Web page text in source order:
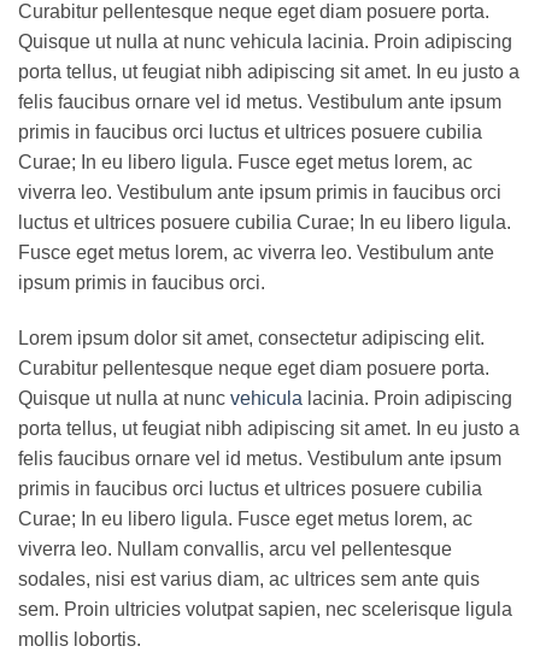
Curabitur pellentesque neque eget diam posuere porta.
Quisque ut nulla at nunc vehicula lacinia. Proin adipiscing
porta tellus, ut feugiat nibh adipiscing sit amet. In eu justo a
felis faucibus ornare vel id metus. Vestibulum ante ipsum
primis in faucibus orci luctus et ultrices posuere cubilia
Curae; In eu libero ligula. Fusce eget metus lorem, ac
viverra leo. Vestibulum ante ipsum primis in faucibus orci
luctus et ultrices posuere cubilia Curae; In eu libero ligula.
Fusce eget metus lorem, ac viverra leo. Vestibulum ante
ipsum primis in faucibus orci.
Lorem ipsum dolor sit amet, consectetur adipiscing elit.
Curabitur pellentesque neque eget diam posuere porta.
Quisque ut nulla at nunc vehicula lacinia. Proin adipiscing
porta tellus, ut feugiat nibh adipiscing sit amet. In eu justo a
felis faucibus ornare vel id metus. Vestibulum ante ipsum
primis in faucibus orci luctus et ultrices posuere cubilia
Curae; In eu libero ligula. Fusce eget metus lorem, ac
viverra leo. Nullam convallis, arcu vel pellentesque
sodales, nisi est varius diam, ac ultrices sem ante quis
sem. Proin ultricies volutpat sapien, nec scelerisque ligula
mollis lobortis.